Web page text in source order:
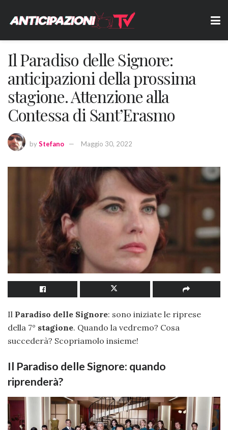
Il Paradiso delle Signore:
anticipazioni della prossima
stagione. Attenzione alla
Contessa di Sant’Erasmo
byStefano Maggio 30, 2022
Il Paradiso delle Signore: sono iniziate le riprese
della 7° stagione. Quando la vedremo? Cosa
succederà? Scopriamolo insieme!
Il Paradiso delle Signore: quando
riprenderà?